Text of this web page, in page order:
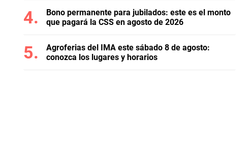
Bono permanente para jubilados: este es el monto
que pagará la CSS en agosto de 2026
Agroferias del IMA este sábado 8 de agosto:
conozca los lugares y horarios